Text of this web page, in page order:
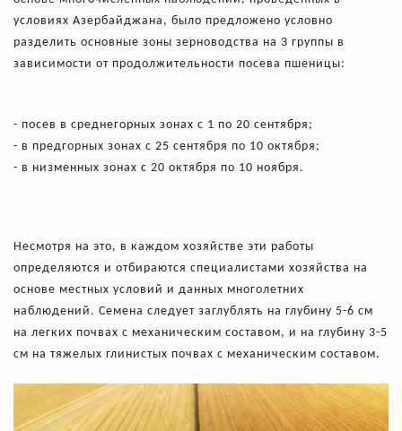
условиях Азербайджана, было предложено условно
разделить основные зоны зерноводства на 3 группы в
зависимости от продолжительности посева пшеницы:
- посев в среднегорных зонах с 1 по 20 сентября;
- в предгорных зонах с 25 сентября по 10 октября;
- в низменных зонах с 20 октября по 10 ноября.
Несмотря на это, в каждом хозяйстве эти работы
определяются и отбираются специалистами хозяйства на
основе местных условий и данных многолетних
наблюдений. Семена следует заглублять на глубину 5-6 см
на легких почвах с механическим составом, и на глубину 3-5
см на тяжелых глинистых почвах с механическим составом.